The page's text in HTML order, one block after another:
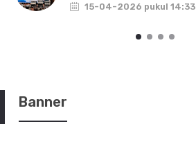
15-04-2026 pukul 14:33
Banner